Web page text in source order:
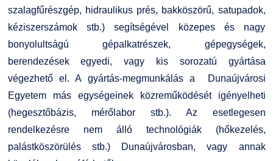
szalagfűrészgép, hidraulikus prés, bakköszörű, satupadok,
kéziszerszámok stb.) segítségével közepes és nagy
bonyolultságú gépalkatrészek, gépegységek,
berendezések egyedi, vagy kis sorozatú gyártása
végezhető el. A gyártás-megmunkálás a Dunaújvárosi
Egyetem más egységeinek közreműködését igényelheti
(hegesztőbázis, mérőlabor stb.). Az esetlegesen
rendelkezésre nem álló technológiák (hőkezelés,
palástköszörülés stb.) Dunaújvárosban, vagy annak